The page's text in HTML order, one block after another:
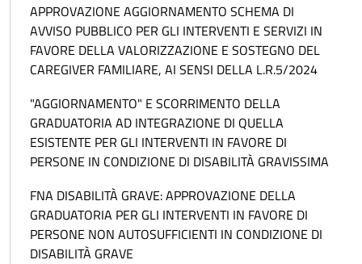
APPROVAZIONE AGGIORNAMENTO SCHEMA DI
AVVISO PUBBLICO PER GLI INTERVENTI E SERVIZI IN
FAVORE DELLA VALORIZZAZIONE E SOSTEGNO DEL
CAREGIVER FAMILIARE, AI SENSI DELLA L.R.5/2024
"AGGIORNAMENTO" E SCORRIMENTO DELLA
GRADUATORIA AD INTEGRAZIONE DI QUELLA
ESISTENTE PER GLI INTERVENTI IN FAVORE DI
PERSONE IN CONDIZIONE DI DISABILITÀ GRAVISSIMA
FNA DISABILITÀ GRAVE: APPROVAZIONE DELLA
GRADUATORIA PER GLI INTERVENTI IN FAVORE DI
PERSONE NON AUTOSUFFICIENTI IN CONDIZIONE DI
DISABILITÀ GRAVE